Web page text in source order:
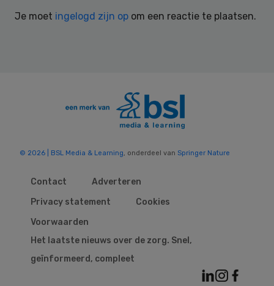
Je moet ingelogd zijn op om een reactie te plaatsen.
© 2026 | BSL Media & Learning, onderdeel van Springer Nature
Contact
Adverteren
Privacy statement
Cookies
Voorwaarden
Het laatste nieuws over de zorg. Snel,
geïnformeerd, compleet